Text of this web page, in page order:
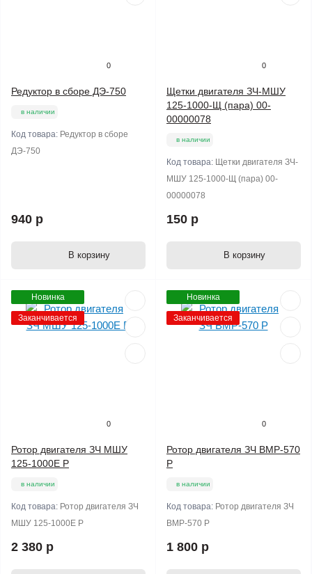
0
Редуктор в сборе ДЭ-750
в наличии
Код товара: Редуктор в сборе
ДЭ-750
940 р
В корзину
0
Щетки двигателя ЗЧ-МШУ
125-1000-Щ (пара) 00-
00000078
в наличии
Код товара: Щетки двигателя ЗЧ-
МШУ 125-1000-Щ (пара) 00-
00000078
150 р
В корзину
Новинка
Заканчивается
0
Ротор двигателя ЗЧ МШУ
125-1000Е Р
в наличии
Код товара: Ротор двигателя ЗЧ
МШУ 125-1000Е Р
2 380 р
Новинка
Заканчивается
0
Ротор двигателя ЗЧ ВМР-570
Р
в наличии
Код товара: Ротор двигателя ЗЧ
ВМР-570 Р
1 800 р